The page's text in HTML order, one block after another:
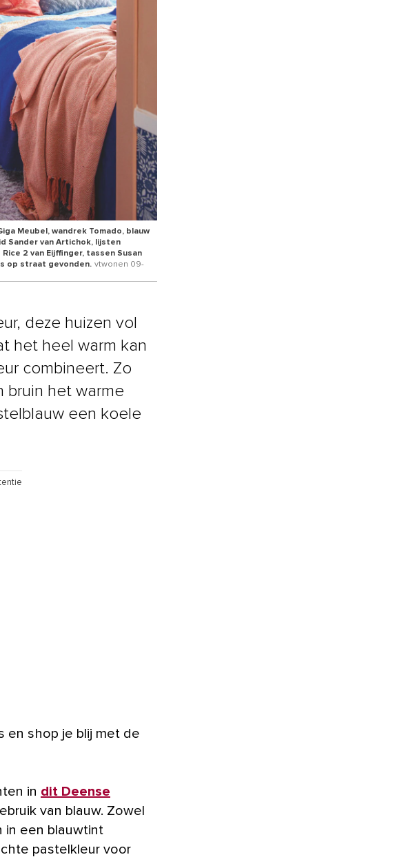
Meubel, wandrek Tomado, blauw
Sander van Artichok, lijsten
2 van Eijffinger, tassen Susan
op straat gevonden. vtwonen 09-
deze huizen vol
het heel warm kan
combineert. Zo
bruin het warme
een koele
in dit Deense
van blauw. Zowel
in een blauwtint
pastelkleur voor